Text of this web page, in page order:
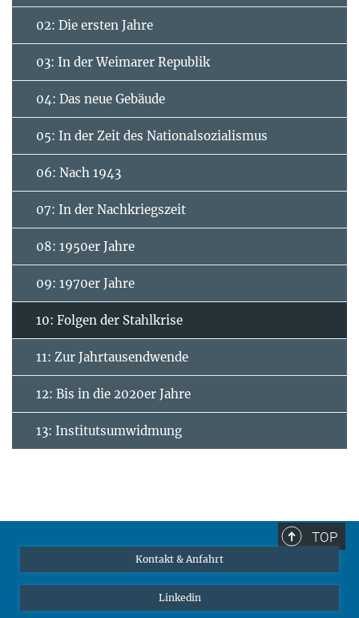
02: Die ersten Jahre
03: In der Weimarer Republik
04: Das neue Gebäude
05: In der Zeit des Nationalsozialismus
06: Nach 1943
07: In der Nachkriegszeit
08: 1950er Jahre
09: 1970er Jahre
10: Folgen der Stahlkrise
11: Zur Jahrtausendwende
12: Bis in die 2020er Jahre
13: Institutsumwidmung
TOP
Kontakt & Anfahrt
Linkedin